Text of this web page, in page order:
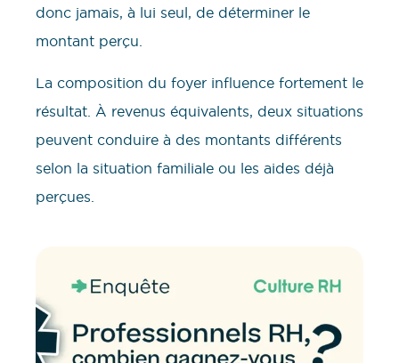
donc jamais, à lui seul, de déterminer le
montant perçu.
La composition du foyer influence fortement le
résultat. À revenus équivalents, deux situations
peuvent conduire à des montants différents
selon la situation familiale ou les aides déjà
perçues.